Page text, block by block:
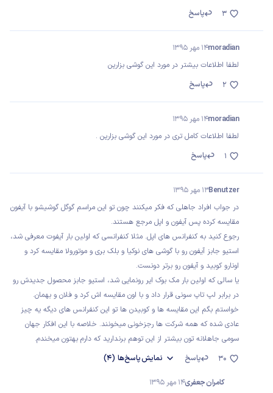
پاسخ
3
moradian14 مهر 1395
لطفا اطلاعات بیشتر در مورد این گوشی بزارین
پاسخ
2
moradian14 مهر 1395
لطفا اطلاعات کامل تری در مورد این گوشی بزارین .
پاسخ
1
Benutzer13 مهر 1395
در جواب افراد جاهلی که فکر میکنند چون تو این مراسم گوگل گوشیشو با آیفون
مقایسه کرده پس آیفون و اپل مرجع هستند.
رجوع کنید به کنفرانس های اپل. مثلا کنفرانسی که اولین بار آیفوت معرفی شد،
استیو جابز آیفون رو با گوشی های نوکیا و بلک بری و موتورولا مقایسه کرد و
اونارو کوبید و آیفون رو برتر دونست.
یا سالی که اولین بار مک بوک ایر رونمایی شد، استیو جابز محصول جدیدش رو
در برابر لپ تاپ سونی قرار داد و با اون مقایسه اش کرد و فلان و بهمان.
خواستم بگم این مقایسه ها و کوبیدن ها تو این کنفرانس های دیگه یه چیز
عادی شده که همه شرکت ها رجزخونی میخونند. خلاصه با این افکار جهان
سومی جاهلانه تون بیشتر از این توهم برندارید که دارم بهتون میخندم.
پاسخ
نمایشپاسخ‌ها (4) 30
کامران جعفری14 مهر 1395